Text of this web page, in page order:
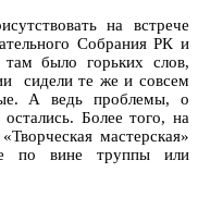
на встрече
Собрания РК и
там было горьких слов,
сидели те же и совсем
А ведь проблемы, о
Более того, на
мастерская»
по вине труппы или